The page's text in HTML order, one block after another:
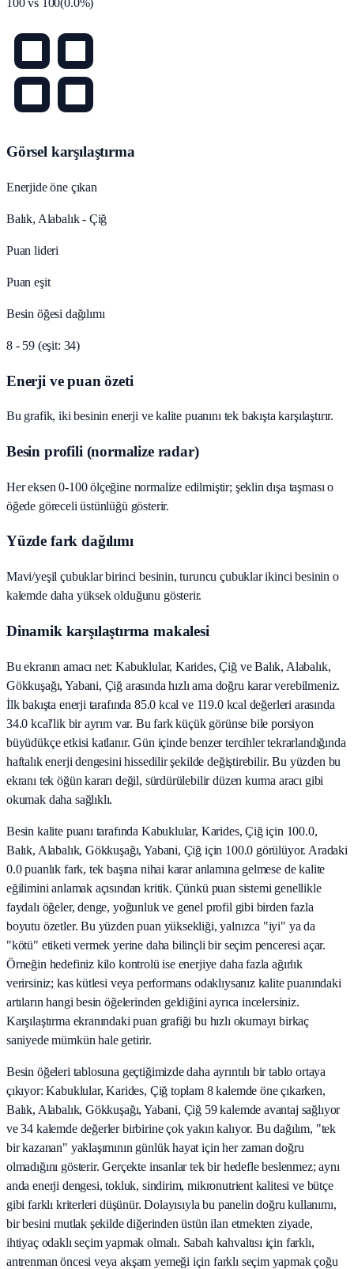
100vs 100(0.0%)
Görsel karşılaştırma
Enerjide öne çıkan
Balık, Alabalık - Çiğ
Puan lideri
Puan eşit
Besin öğesi dağılımı
8 - 59 (eşit: 34)
Enerji ve puan özeti
Bu grafik, iki besinin enerji ve kalite puanını tek bakışta karşılaştırır.
Besin profili (normalize radar)
Her eksen 0-100 ölçeğine normalize edilmiştir; şeklin dışa taşması o
öğede göreceli üstünlüğü gösterir.
Yüzde fark dağılımı
Mavi/yeşil çubuklar birinci besinin, turuncu çubuklar ikinci besinin o
kalemde daha yüksek olduğunu gösterir.
Dinamik karşılaştırma makalesi
Bu ekranın amacı net: Kabuklular, Karides, Çiğ ve Balık, Alabalık,
Gökkuşağı, Yabani, Çiğ arasında hızlı ama doğru karar verebilmeniz.
İlk bakışta enerji tarafında 85.0 kcal ve 119.0 kcal değerleri arasında
34.0 kcal'lik bir ayrım var. Bu fark küçük görünse bile porsiyon
büyüdükçe etkisi katlanır. Gün içinde benzer tercihler tekrarlandığında
haftalık enerji dengesini hissedilir şekilde değiştirebilir. Bu yüzden bu
ekranı tek öğün kararı değil, sürdürülebilir düzen kurma aracı gibi
okumak daha sağlıklı.
Besin kalite puanı tarafında Kabuklular, Karides, Çiğ için 100.0,
Balık, Alabalık, Gökkuşağı, Yabani, Çiğ için 100.0 görülüyor. Aradaki
0.0 puanlık fark, tek başına nihai karar anlamına gelmese de kalite
eğilimini anlamak açısından kritik. Çünkü puan sistemi genellikle
faydalı öğeler, denge, yoğunluk ve genel profil gibi birden fazla
boyutu özetler. Bu yüzden puan yüksekliği, yalnızca "iyi" ya da
"kötü" etiketi vermek yerine daha bilinçli bir seçim penceresi açar.
Örneğin hedefiniz kilo kontrolü ise enerjiye daha fazla ağırlık
verirsiniz; kas kütlesi veya performans odaklıysanız kalite puanındaki
artıların hangi besin öğelerinden geldiğini ayrıca incelersiniz.
Karşılaştırma ekranındaki puan grafiği bu hızlı okumayı birkaç
saniyede mümkün hale getirir.
Besin öğeleri tablosuna geçtiğimizde daha ayrıntılı bir tablo ortaya
çıkıyor: Kabuklular, Karides, Çiğ toplam 8 kalemde öne çıkarken,
Balık, Alabalık, Gökkuşağı, Yabani, Çiğ 59 kalemde avantaj sağlıyor
ve 34 kalemde değerler birbirine çok yakın kalıyor. Bu dağılım, "tek
bir kazanan" yaklaşımının günlük hayat için her zaman doğru
olmadığını gösterir. Gerçekte insanlar tek bir hedefle beslenmez; aynı
anda enerji dengesi, tokluk, sindirim, mikronutrient kalitesi ve bütçe
gibi farklı kriterleri düşünür. Dolayısıyla bu panelin doğru kullanımı,
bir besini mutlak şekilde diğerinden üstün ilan etmekten ziyade,
ihtiyaç odaklı seçim yapmak olmalı. Sabah kahvaltısı için farklı,
antrenman öncesi veya akşam yemeği için farklı seçim yapmak çoğu